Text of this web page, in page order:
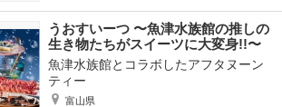
うおすいーつ 〜魚津水族館の推しの
生き物たちがスイーツに大変身!!〜
魚津水族館とコラボしたアフタヌーン
ティー
富山県